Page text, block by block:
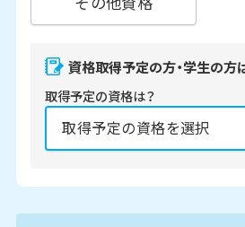
資格取得予定の方・学生の方
取得予定の資格は？
2027年 2028年